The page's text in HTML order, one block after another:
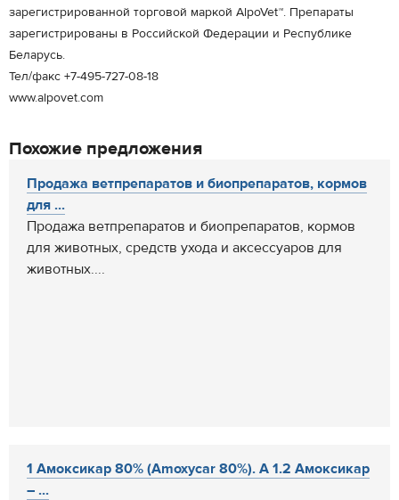
зарегистрированной торговой маркой AlpoVet™. Препараты
зарегистрированы в Российской Федерации и Республике
Беларусь.
Тел/факс +7-495-727-08-18
www.alpovet.com
Похожие предложения
Продажа ветпрепаратов и биопрепаратов, кормов
для ...
Продажа ветпрепаратов и биопрепаратов, кормов
для животных, средств ухода и аксессуаров для
животных....
1 Амоксикар 80% (Amoxycar 80%). А 1.2 Амоксикар
– ...